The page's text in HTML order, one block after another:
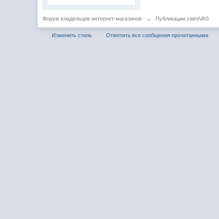
Форум владельцев интернет-магазинов → Публикации zaimiVAS
Изменить стиль Отметить все сообщения прочитанными